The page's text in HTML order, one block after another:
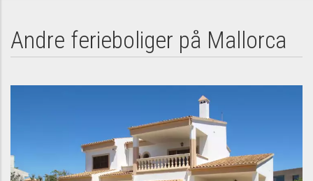
Andre ferieboliger på Mallorca